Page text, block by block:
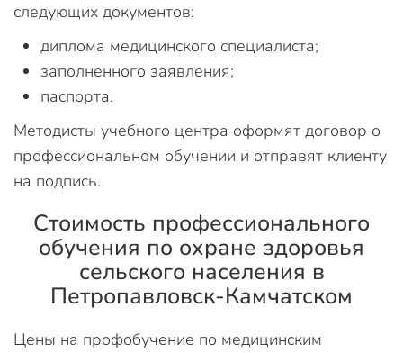
следующих документов:
диплома медицинского специалиста;
заполненного заявления;
паспорта.
Методисты учебного центра оформят договор о
профессиональном обучении и отправят клиенту
на подпись.
Стоимость профессионального
обучения по охране здоровья
сельского населения в
Петропавловск-Камчатском
Цены на профобучение по медицинским